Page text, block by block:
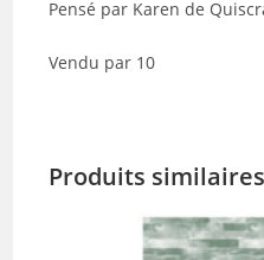
Pensé par Karen de
Vendu par 10
Produits similaires